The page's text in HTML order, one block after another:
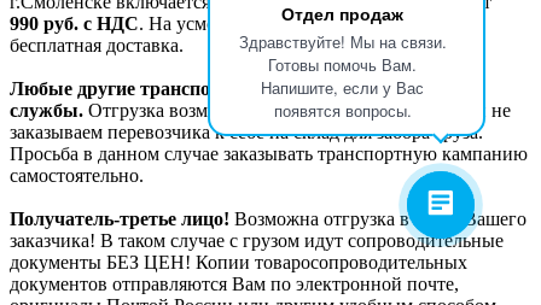
Отдел продаж
Здравствуйте! Мы на связи.
Готовы помочь Вам.
Напишите, если у Вас
появятся вопросы.
990 руб. с НДС. На усмотрение менеджера возможна
бесплатная доставка.
Любые другие транспортные компании и курьерские
службы. Отгрузка возможна, работаем со всеми, но сами не
заказываем перевозчика к себе на склад для забора груза.
Просьба в данном случае заказывать транспортную кампанию
самостоятельно.
Получатель-третье лицо! Возможна отгрузка в адрес Вашего
заказчика! В таком случае с грузом идут сопроводительные
документы БЕЗ ЦЕН! Копии товаросопроводительных
документов отправляются Вам по электронной почте,